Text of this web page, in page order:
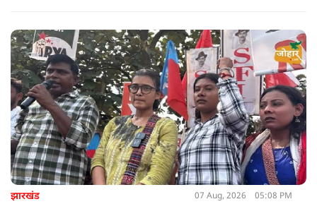
झारखंड 07 Aug, 2026 05:08 PM